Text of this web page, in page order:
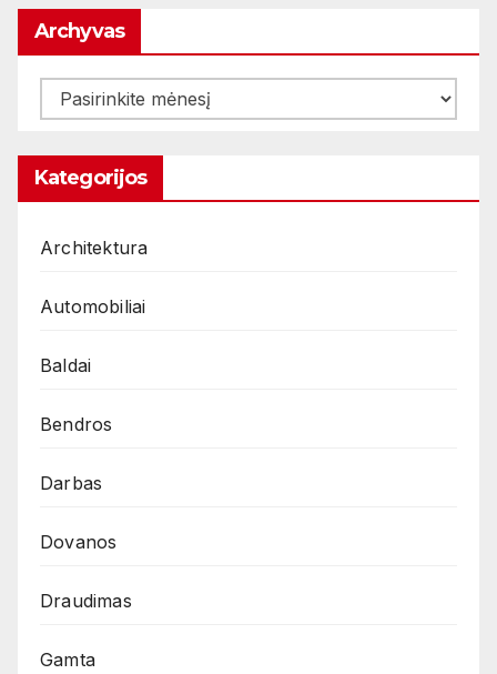
Archyvas
Archyvas
Kategorijos
Architektura
Automobiliai
Baldai
Bendros
Darbas
Dovanos
Draudimas
Gamta